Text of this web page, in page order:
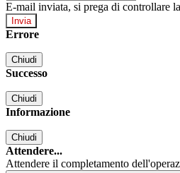
E-mail inviata, si prega di controllare
Errore
Chiudi
Successo
Chiudi
Informazione
Chiudi
Attendere...
Attendere il completamento